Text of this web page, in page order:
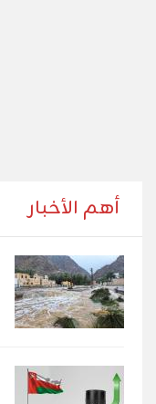
أهم الأخبار